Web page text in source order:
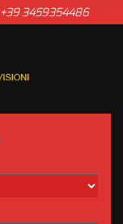
+39 3459354486